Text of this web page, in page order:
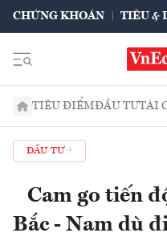
CHỨNG KHOÁN TIÊU &
TIÊU ĐIỂMĐẦU TƯTÀI
ĐẦU TƯ
Cam go tiến
Bắc - Nam dù